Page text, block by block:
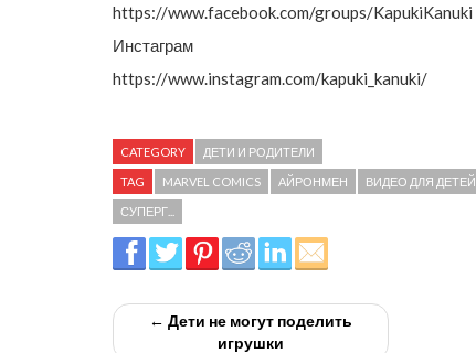
https://www.facebook.com/groups/KapukiKanuki
Инстаграм
https://www.instagram.com/kapuki_kanuki/
CATEGORY ДЕТИ И РОДИТЕЛИ
TAG MARVEL COMICS АЙРОНМЕН ВИДЕО ДЛЯ ДЕТЕЙ
СУПЕРГ...
← Дети не могут поделить
игрушки